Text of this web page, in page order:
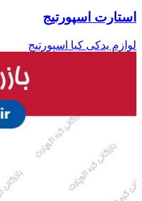
استارت اسپورتیج
لوازم یدکی کیا اسپورتیج